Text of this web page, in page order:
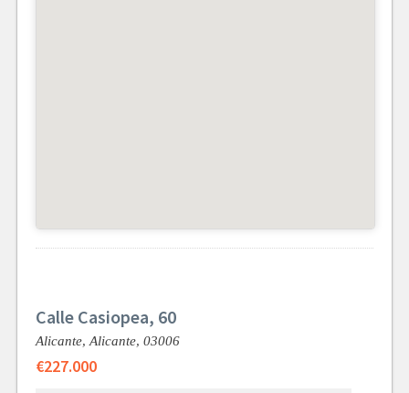
Calle Casiopea, 60
Alicante,Alicante, 03006
€227.000